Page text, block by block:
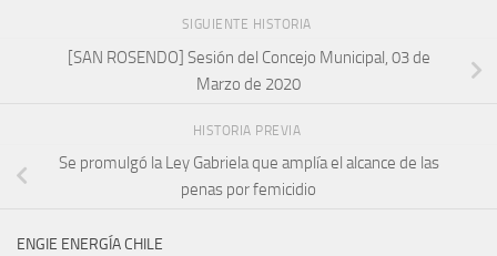
SIGUIENTE HISTORIA
[SAN ROSENDO] Sesión del Concejo Municipal, 03 de
Marzo de 2020
HISTORIA PREVIA
Se promulgó la Ley Gabriela que amplía el alcance de las
penas por femicidio
ENGIE ENERGÍA CHILE